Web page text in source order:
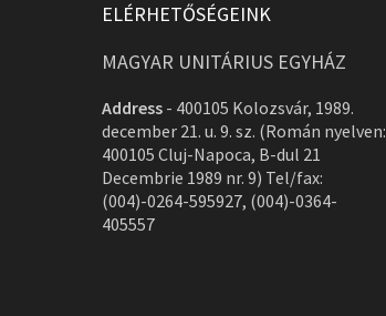
ELÉRHETŐSÉGEINK
MAGYAR UNITÁRIUS EGYHÁZ
Address - 400105 Kolozsvár, 1989.
december 21. u. 9. sz. (Román nyelven:
400105 Cluj-Napoca, B-dul 21
Decembrie 1989 nr. 9) Tel/fax:
(004)-0264-595927, (004)-0364-
405557